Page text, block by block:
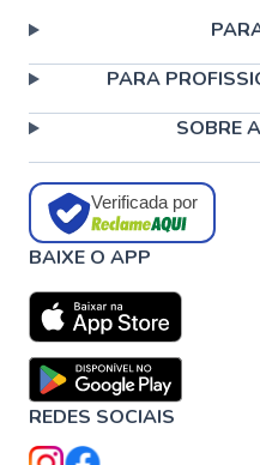
PARA
SOBRE
Verificada por
BAIXE O APP
REDES SOCIAIS